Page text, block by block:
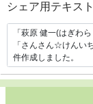
シェア用テキスト